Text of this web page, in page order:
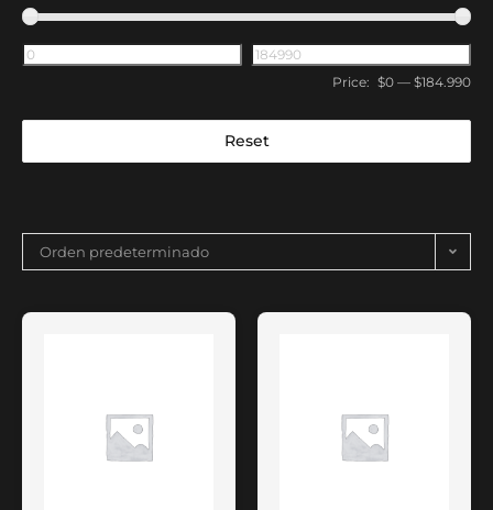
Price: $0 — $184.990
Reset
Orden predeterminado